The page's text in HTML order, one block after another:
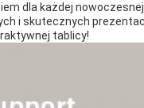
dla każdej
i skutecznych
tablicy!